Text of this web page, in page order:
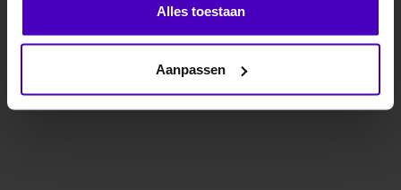
Alles toestaan
Aanpassen
Gerelateerde producten